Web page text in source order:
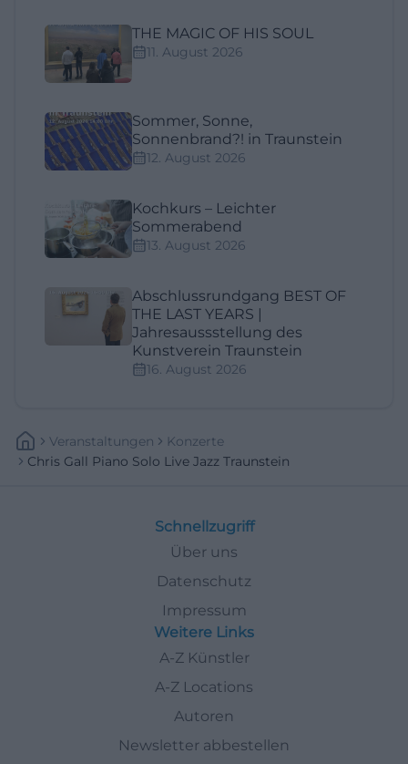
THE MAGIC OF HIS SOUL
11. August 2026
Sommer, Sonne,
Sonnenbrand?! in Traunstein
12. August 2026
Kochkurs – Leichter
Sommerabend
13. August 2026
Abschlussrundgang BEST OF
THE LAST YEARS |
Jahresaussstellung des
Kunstverein Traunstein
16. August 2026
Veranstaltungen
Konzerte
Chris Gall Piano Solo Live Jazz Traunstein
Schnellzugriff
Über uns
Datenschutz
Impressum
Weitere Links
A-Z Künstler
A-Z Locations
Autoren
Newsletter abbestellen